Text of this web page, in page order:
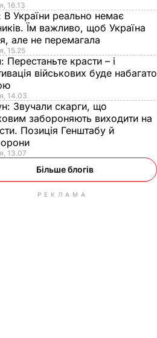
16.13
В України реально немає
Їм важливо, щоб Україна
але не перемагала
15.25
Перестаньте красти – і
військових буде набагато
14.03
Звучали скарги, що
забороняють виходити на
Позиція Генштабу й
13.07
Більше блогів
РЕКЛАМА